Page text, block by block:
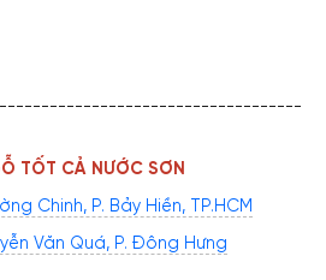
TỐT CẢ NƯỚC SƠN
Chinh, P. Bảy Hiền, TP.HCM
Văn Quá, P. Đông Hưng